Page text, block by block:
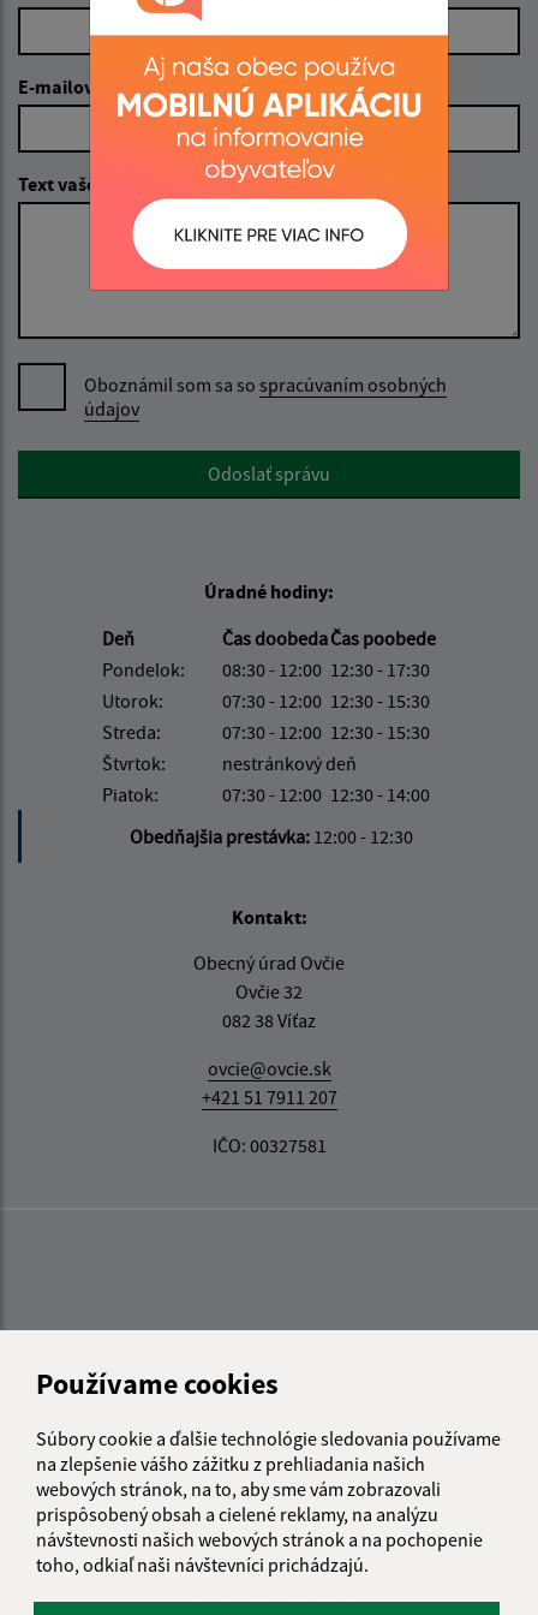
Používame cookies
Súbory cookie a ďalšie technológie sledovania používame
na zlepšenie vášho zážitku z prehliadania našich
webových stránok, na to, aby sme vám zobrazovali
prispôsobený obsah a cielené reklamy, na analýzu
návštevnosti našich webových stránok a na pochopenie
toho, odkiaľ naši návštevníci prichádzajú.
E-mailová adresa (povinné)
Text vašej správy (povinné)
Oboznámil som sa so spracúvaním osobných
údajov
Google reCaptcha ResponseOdoslať správu
Úradné hodiny:
Deň
Čas doobedaČas poobede
Pondelok:
08:30 - 12:00 12:30 - 17:30
Utorok:
07:30 - 12:00 12:30 - 15:30
Streda:
07:30 - 12:00 12:30 - 15:30
Štvrtok:
nestránkový deň
Piatok:
07:30 - 12:00 12:30 - 14:00
Obedňajšia prestávka: 12:00 - 12:30
Kontakt:
Obecný úrad Ovčie
Ovčie 32
082 38 Víťaz
ovcie@ovcie.sk
+421 51 7911 207
IČO: 00327581
Informácie o stránke: